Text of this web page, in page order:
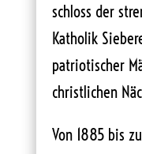
schloss der
Katholik
patriotischer
christlichen
Von 1885 bis